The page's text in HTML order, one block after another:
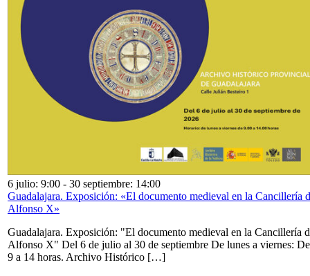
6 julio: 9:00 - 30 septiembre: 14:00
Guadalajara. Exposición: «El documento medieval en la Cancillería
Alfonso X»
Guadalajara. Exposición: "El documento medieval en la Cancillería
Alfonso X" Del 6 de julio al 30 de septiembre De lunes a viernes: De
9 a 14 horas. Archivo Histórico […]